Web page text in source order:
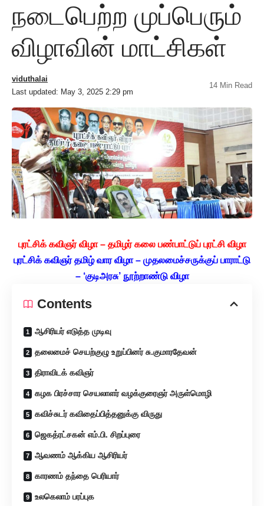
நடைபெற்ற முப்பெரும்
விழாவின் மாட்சிகள்
Last updated: May 3, 2025 2:29 pm
viduthalai
14 Min Read
புரட்சிக் கவிஞர் விழா – தமிழர் கலை பண்பாட்டுப் புரட்சி விழா
புரட்சிக் கவிஞர் தமிழ் வார விழா – முதலமைச்சருக்குப் பாராட்டு
– ‘குடிஅரசு’ நூற்றாண்டு விழா
Contents
ஆசிரியர் எடுத்த முடிவு
தலைமைச் செயற்குழு உறுப்பினர் சு.குமாரதேவன்
திராவிடக் கவிஞர்
கழக பிரச்சார செயலாளர் வழக்குரைஞர் அருள்மொழி
கவிச்சுடர் கவிதைப்பித்தனுக்கு விருது
ஜெகத்ரட்சகன் எம்.பி. சிறப்புரை
ஆவணம் ஆக்கிய ஆசிரியர்
காரணம் தந்தை பெரியார்
உலகெலாம் பரப்புக